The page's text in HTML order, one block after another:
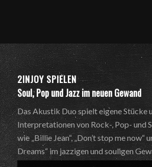
2INJOY SPIELEN
Soul, Pop und Jazz im neuen Gewand
Das Akustik Duo spielt eigene Stücke
Interpretationen von Rock-, Pop- und
wie „Billie Jean“, „Don’t stop me now“
Dreams“ im jazzigen und souligen